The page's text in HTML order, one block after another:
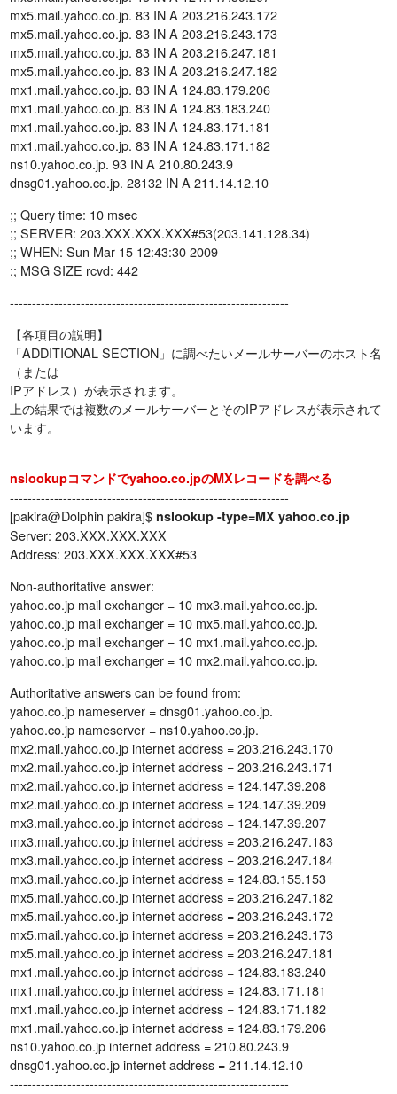
mx5.mail.yahoo.co.jp. 83 IN A 203.216.243.172
mx5.mail.yahoo.co.jp. 83 IN A 203.216.243.173
mx5.mail.yahoo.co.jp. 83 IN A 203.216.247.181
mx5.mail.yahoo.co.jp. 83 IN A 203.216.247.182
mx1.mail.yahoo.co.jp. 83 IN A 124.83.179.206
mx1.mail.yahoo.co.jp. 83 IN A 124.83.183.240
mx1.mail.yahoo.co.jp. 83 IN A 124.83.171.181
mx1.mail.yahoo.co.jp. 83 IN A 124.83.171.182
ns10.yahoo.co.jp. 93 IN A 210.80.243.9
dnsg01.yahoo.co.jp. 28132 IN A 211.14.12.10
;; Query time: 10 msec
;; SERVER: 203.XXX.XXX.XXX#53(203.141.128.34)
;; WHEN: Sun Mar 15 12:43:30 2009
;; MSG SIZE rcvd: 442
---------------------------------------------------------------
【各項目の説明】
「ADDITIONAL SECTION」に調べたいメールサーバーのホスト名
（または
IPアドレス）が表示されます。
上の結果では複数のメールサーバーとそのIPアドレスが表示されて
います。
nslookupコマンドでyahoo.co.jpのMXレコードを調べる
---------------------------------------------------------------
[pakira@Dolphin pakira]$ nslookup -type=MX yahoo.co.jp
Server: 203.XXX.XXX.XXX
Address: 203.XXX.XXX.XXX#53
Non-authoritative answer:
yahoo.co.jp mail exchanger = 10 mx3.mail.yahoo.co.jp.
yahoo.co.jp mail exchanger = 10 mx5.mail.yahoo.co.jp.
yahoo.co.jp mail exchanger = 10 mx1.mail.yahoo.co.jp.
yahoo.co.jp mail exchanger = 10 mx2.mail.yahoo.co.jp.
Authoritative answers can be found from:
yahoo.co.jp nameserver = dnsg01.yahoo.co.jp.
yahoo.co.jp nameserver = ns10.yahoo.co.jp.
mx2.mail.yahoo.co.jp internet address = 203.216.243.170
mx2.mail.yahoo.co.jp internet address = 203.216.243.171
mx2.mail.yahoo.co.jp internet address = 124.147.39.208
mx2.mail.yahoo.co.jp internet address = 124.147.39.209
mx3.mail.yahoo.co.jp internet address = 124.147.39.207
mx3.mail.yahoo.co.jp internet address = 203.216.247.183
mx3.mail.yahoo.co.jp internet address = 203.216.247.184
mx3.mail.yahoo.co.jp internet address = 124.83.155.153
mx5.mail.yahoo.co.jp internet address = 203.216.247.182
mx5.mail.yahoo.co.jp internet address = 203.216.243.172
mx5.mail.yahoo.co.jp internet address = 203.216.243.173
mx5.mail.yahoo.co.jp internet address = 203.216.247.181
mx1.mail.yahoo.co.jp internet address = 124.83.183.240
mx1.mail.yahoo.co.jp internet address = 124.83.171.181
mx1.mail.yahoo.co.jp internet address = 124.83.171.182
mx1.mail.yahoo.co.jp internet address = 124.83.179.206
ns10.yahoo.co.jp internet address = 210.80.243.9
dnsg01.yahoo.co.jp internet address = 211.14.12.10
---------------------------------------------------------------